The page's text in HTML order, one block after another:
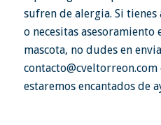
sufren de alergia. Si
o necesitas
mascota, no dudes en
contacto@cveltorreon.com
estaremos encantados de